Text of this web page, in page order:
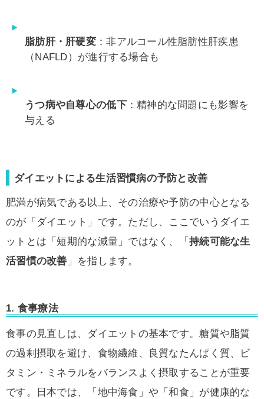
脂肪肝・肝硬変：非アルコール性脂肪性肝疾患
（NAFLD）が進行する場合も
うつ病や自尊心の低下：精神的な問題にも影響を
与える
ダイエットによる生活習慣病の予防と改善
肥満が病気である以上、その治療や予防の中心となる
のが「ダイエット」です。ただし、ここでいうダイエ
ットとは「短期的な減量」ではなく、「持続可能な生
活習慣の改善 」を指します。
1. 食事療法
食事の見直しは、ダイエットの基本です。糖質や脂質
の過剰摂取を避け、食物繊維、良質なたんぱく質、ビ
タミン・ミネラルをバランスよく摂取することが重要
です。日本では、「地中海食」や「和食」が健康的な